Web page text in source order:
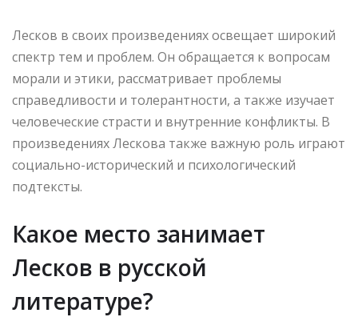
Лесков в своих произведениях освещает широкий
спектр тем и проблем. Он обращается к вопросам
морали и этики, рассматривает проблемы
справедливости и толерантности, а также изучает
человеческие страсти и внутренние конфликты. В
произведениях Лескова также важную роль играют
социально-исторический и психологический
подтексты.
Какое место занимает
Лесков в русской
литературе?